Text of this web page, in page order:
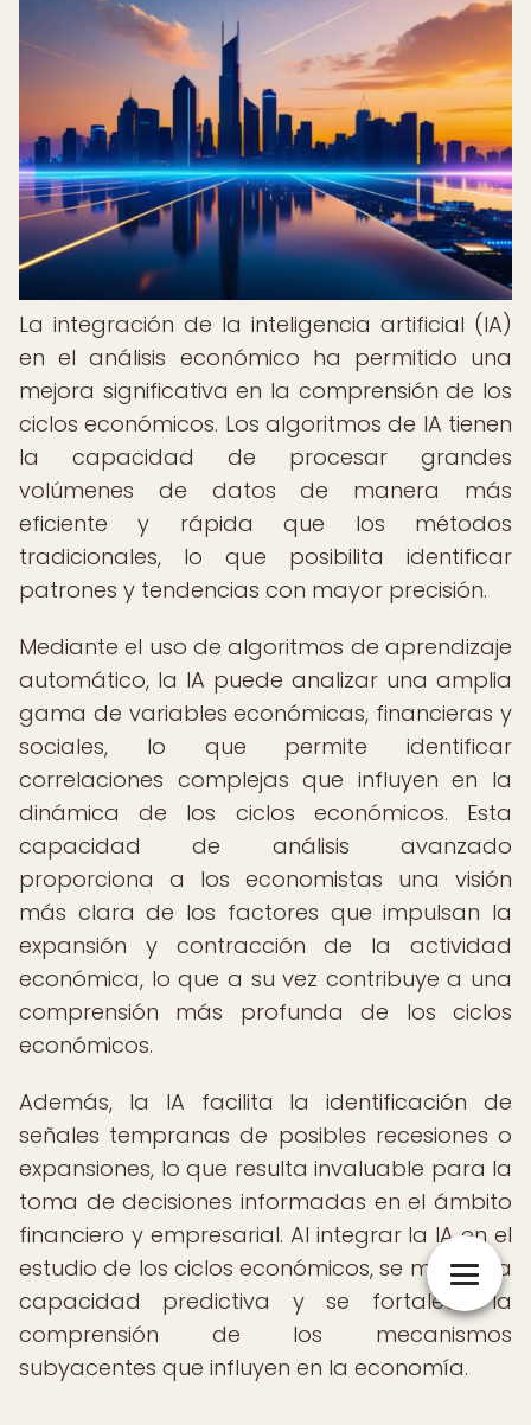
La integración de la inteligencia artificial (IA)
en el análisis económico ha permitido una
mejora significativa en la comprensión de los
ciclos económicos. Los algoritmos de IA tienen
la capacidad de procesar grandes
volúmenes de datos de manera más
eficiente y rápida que los métodos
tradicionales, lo que posibilita identificar
patrones y tendencias con mayor precisión.
Mediante el uso de algoritmos de aprendizaje
automático, la IA puede analizar una amplia
gama de variables económicas, financieras y
sociales, lo que permite identificar
correlaciones complejas que influyen en la
dinámica de los ciclos económicos. Esta
capacidad de análisis avanzado
proporciona a los economistas una visión
más clara de los factores que impulsan la
expansión y contracción de la actividad
económica, lo que a su vez contribuye a una
comprensión más profunda de los ciclos
económicos.
Además, la IA facilita la identificación de
señales tempranas de posibles recesiones o
expansiones, lo que resulta invaluable para la
toma de decisiones informadas en el ámbito
financiero y empresarial. Al integrar la IA en el
estudio de los ciclos económicos, se mejora la
capacidad predictiva y se fortalece la
comprensión de los mecanismos
subyacentes que influyen en la economía.